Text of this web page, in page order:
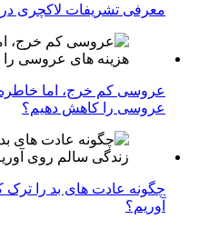
معرفی تشریفات لاکچری در
عروسی کم خرج، اما خاطره
عروسی را کاهش دهیم؟
چگونه عادت‌ های بد را
آوریم؟